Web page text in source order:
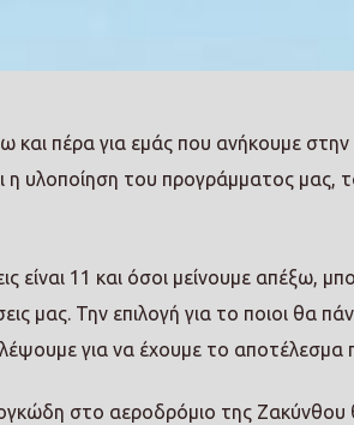
και πέρα για εμάς που ανήκουμε
η υλοποίηση του προγράμματος μας,
είναι 11 και όσοι μείνουμε απέξω,
μας. Την επιλογή για το ποιοι θα
για να έχουμε το αποτέλεσμα
στο αεροδρόμιο της Ζακύνθου